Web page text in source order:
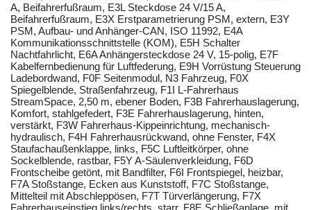
A, Beifahrerfußraum, E3L Steckdose 24 V/15 A,
Beifahrerfußraum, E3X Erstparametrierung PSM, extern, E3Y
PSM, Aufbau- und Anhänger-CAN, ISO 11992, E4A
Kommunikationsschnittstelle (KOM), E5H Schalter
Nachtfahrlicht, E6A Anhängersteckdose 24 V, 15-polig, E7F
Kabelfernbedienung für Luftfederung, E9H Vorrüstung Steuerung
Ladebordwand, F0F Seitenmodul, N3 Fahrzeug, F0X
Spiegelblende, Straßenfahrzeug, F1I L-Fahrerhaus
StreamSpace, 2,50 m, ebener Boden, F3B Fahrerhauslagerung,
Komfort, stahlgefedert, F3E Fahrerhauslagerung, hinten,
verstärkt, F3W Fahrerhaus-Kippeinrichtung, mechanisch-
hydraulisch, F4H Fahrerhausrückwand, ohne Fenster, F4X
Staufachaußenklappe, links, F5C Luftleitkörper, ohne
Sockelblende, rastbar, F5Y A-Säulenverkleidung, F6D
Frontscheibe getönt, mit Bandfilter, F6I Frontspiegel, heizbar,
F7A Stoßstange, Ecken aus Kunststoff, F7C Stoßstange,
Mittelteil mit Abschleppösen, F7T Türverlängerung, F7X